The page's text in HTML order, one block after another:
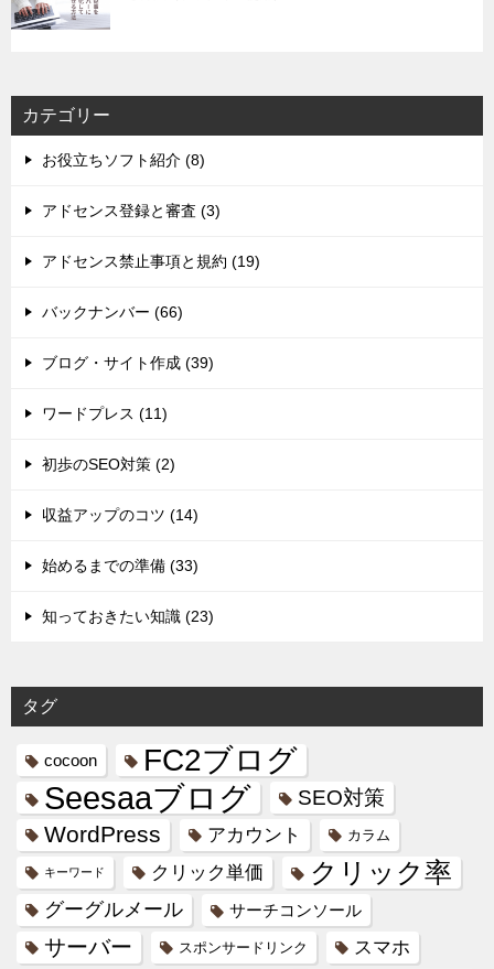
カテゴリー
お役立ちソフト紹介 (8)
アドセンス登録と審査 (3)
アドセンス禁止事項と規約 (19)
バックナンバー (66)
ブログ・サイト作成 (39)
ワードプレス (11)
初歩のSEO対策 (2)
収益アップのコツ (14)
始めるまでの準備 (33)
知っておきたい知識 (23)
タグ
cocoon FC2ブログ
Seesaaブログ SEO対策
WordPress アカウント カラム
キーワード クリック単価 クリック率
グーグルメール サーチコンソール
サーバー スポンサードリンク スマホ